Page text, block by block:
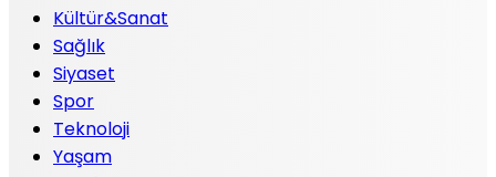
Kültür&Sanat
Sağlık
Siyaset
Spor
Teknoloji
Yaşam